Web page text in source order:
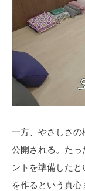
一方、やさしさの
公開される。た
ントを準備した
を作るという真心